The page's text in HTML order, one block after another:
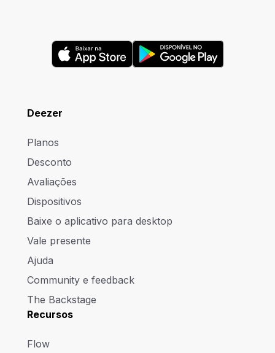
Deezer
Planos
Desconto
Avaliações
Dispositivos
Baixe o aplicativo para desktop
Vale presente
Ajuda
Community e feedback
The Backstage
Recursos
Flow